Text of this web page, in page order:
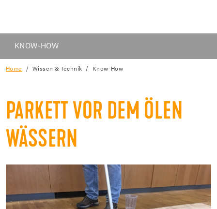
KNOW-HOW
Home Wissen & Technik Know-How
PARKETT VOR DEM ÖLEN
WÄSSERN